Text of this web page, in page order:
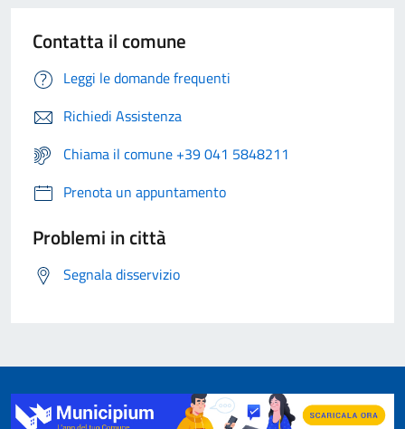
Contatta il comune
Leggi le domande frequenti
Richiedi Assistenza
Chiama il comune +39 041 5848211
Prenota un appuntamento
Problemi in città
Segnala disservizio